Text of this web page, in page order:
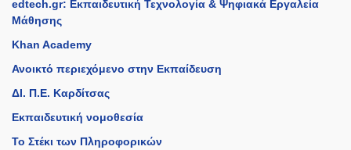
edtech.gr: Εκπαιδευτική Τεχνολογία & Ψηφιακά Εργαλεία
Μάθησης
Khan Academy
Ανοικτό περιεχόμενο στην Εκπαίδευση
ΔΙ. Π.Ε. Καρδίτσας
Εκπαιδευτική νομοθεσία
Το Στέκι των Πληροφορικών